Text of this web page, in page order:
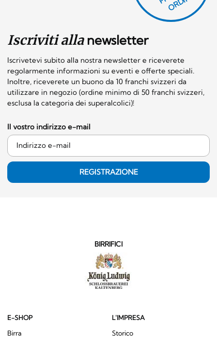
Iscriviti allanewsletter
Iscrivetevi subito alla nostra newsletter e riceverete
regolarmente informazioni su eventi e offerte speciali.
Inoltre, riceverete un buono da 10 franchi svizzeri da
utilizzare in negozio (ordine minimo di 50 franchi svizzeri,
esclusa la categoria dei superalcolici)!
Il vostro indirizzo e-mail
REGISTRAZIONE
BIRRIFICI
E-SHOP
Birra
L'IMPRESA
Storico